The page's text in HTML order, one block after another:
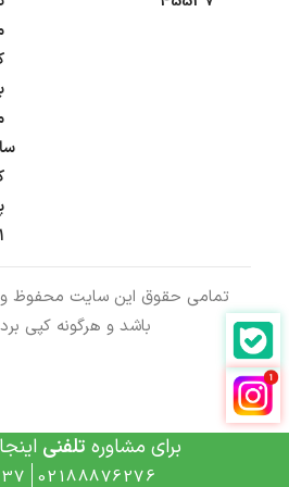
تمامی حقوق این سایت محفوظ و
باشد و هرگونه کپی
برای مشاوره تلفنی
02188876276